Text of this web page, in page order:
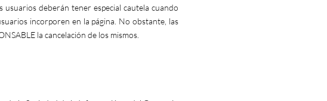
deberán tener especial cautela cuando
incorporen en la página. No obstante, las
la cancelación de los mismos.